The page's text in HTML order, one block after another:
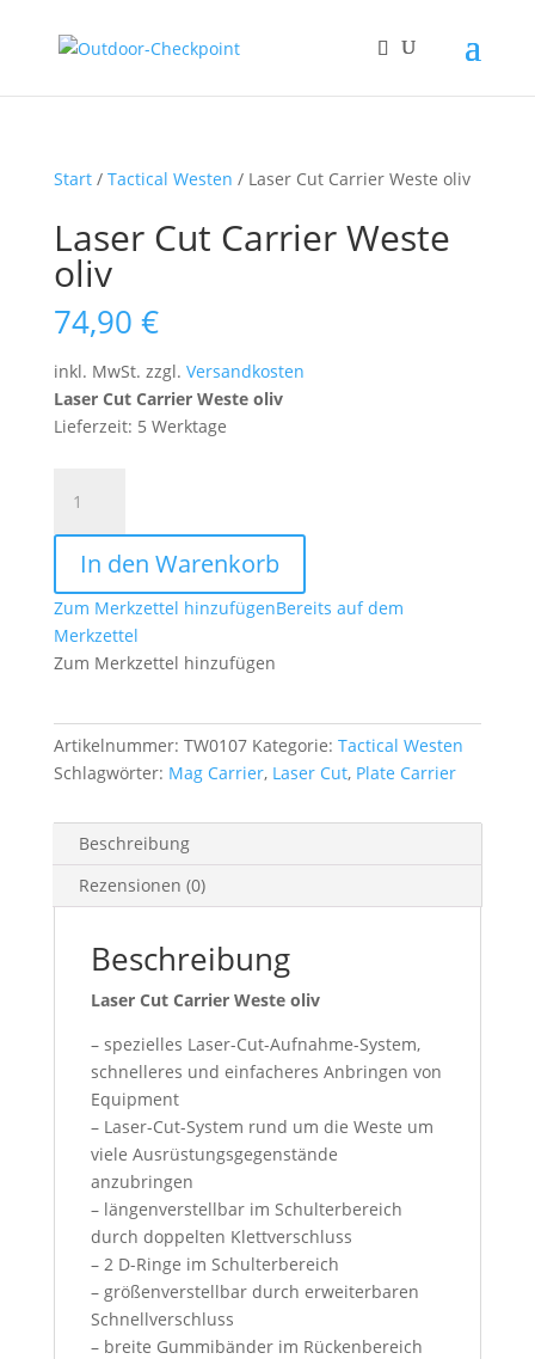
Start/ Tactical Westen / Laser Cut Carrier Weste oliv
Laser Cut Carrier Weste
oliv
74,90 €
inkl. MwSt. zzgl. Versandkosten
Laser Cut Carrier Weste oliv
Lieferzeit: 5 Werktage
Cut
Carrier
Weste
oliv
Menge
In den Warenkorb
Zum Merkzettel hinzufügenBereits auf dem
Merkzettel
Zum Merkzettel hinzufügen
Artikelnummer: TW0107 Kategorie: Tactical Westen
Schlagwörter: Mag Carrier, Laser Cut, Plate Carrier
Beschreibung
Rezensionen (0)
Beschreibung
Laser Cut Carrier Weste oliv
– spezielles Laser-Cut-Aufnahme-System,
schnelleres und einfacheres Anbringen von
Equipment
– Laser-Cut-System rund um die Weste um
viele Ausrüstungsgegenstände
anzubringen
– längenverstellbar im Schulterbereich
durch doppelten Klettverschluss
– 2 D-Ringe im Schulterbereich
– größenverstellbar durch erweiterbaren
Schnellverschluss
– breite Gummibänder im Rückenbereich